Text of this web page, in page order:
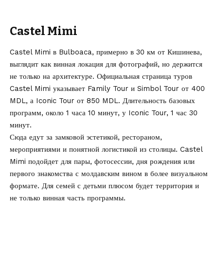
Castel Mimi
Castel Mimi в Bulboaca, примерно в 30 км от Кишинева,
выглядит как винная локация для фотографий, но держится
не только на архитектуре. Официальная страница туров
Castel Mimi указывает Family Tour и Simbol Tour от 400
MDL, а Iconic Tour от 850 MDL. Длительность базовых
программ, около 1 часа 10 минут, у Iconic Tour, 1 час 30
минут.
Сюда едут за замковой эстетикой, рестораном,
мероприятиями и понятной логистикой из столицы. Castel
Mimi подойдет для пары, фотосессии, дня рождения или
первого знакомства с молдавским вином в более визуальном
формате. Для семей с детьми плюсом будет территория и
не только винная часть программы.